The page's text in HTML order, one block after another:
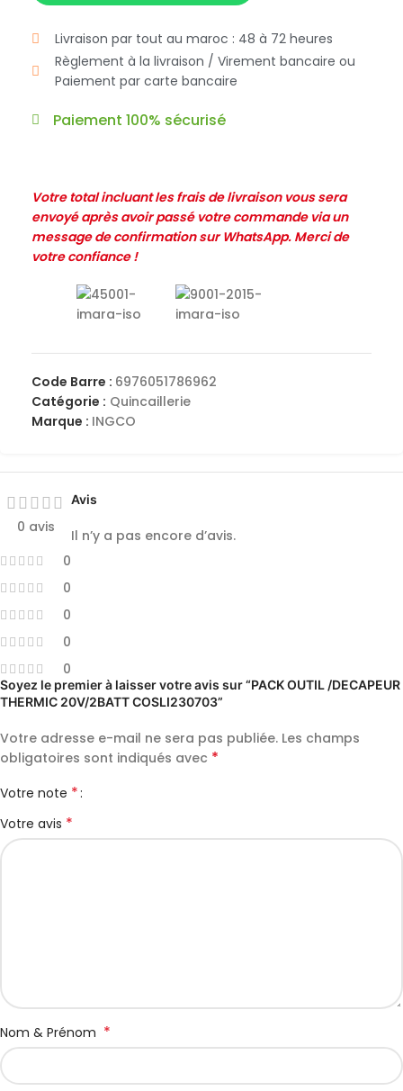
Livraison par tout au maroc : 48 à 72 heures
Règlement à la livraison / Virement bancaire ou
Paiement par carte bancaire
Paiement 100% sécurisé
Votre total incluant les frais de livraison vous sera
envoyé après avoir passé votre commande via un
message de confirmation sur WhatsApp. Merci de
votre confiance !
Code Barre : 6976051786962
Catégorie : Quincaillerie
Marque : INGCO
0 avis
0
0
0
0
0
Avis
Il n’y a pas encore d’avis.
Soyez le premier à laisser votre avis sur “PACK OUTIL /DECAPEUR
THERMIC 20V/2BATT COSLI230703”
Votre adresse e-mail ne sera pas publiée. Les champs
obligatoires sont indiqués avec *
Votre note *
Votre avis *
Nom & Prénom *